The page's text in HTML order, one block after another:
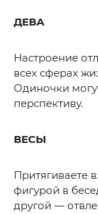
ДЕВА
Настроение
всех сферах
Одиночки
перспективу.
ВЕСЫ
Притягиваете
фигурой в
другой —